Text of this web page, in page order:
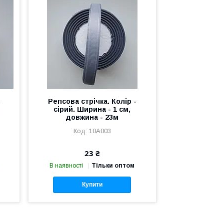
Репсова стрічка. Колір -
сірий. Ширина - 1 см,
довжина - 23м
10А003
23 ₴
В наявності Тільки оптом
Купити